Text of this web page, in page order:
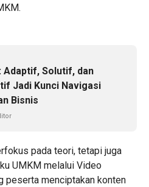
Adaptif, Solutif, dan
Jadi Kunci Navigasi
Bisnis
pada teori, tetapi juga
UMKM melalui Video
peserta menciptakan konten